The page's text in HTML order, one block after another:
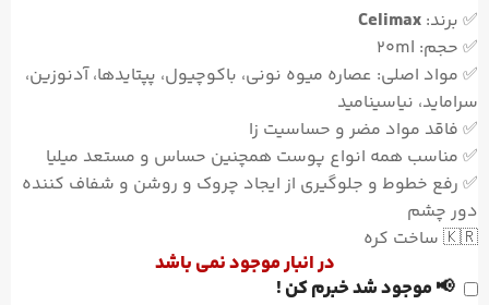
✅ برند: Celimax
✅ حجم: 20ml
✅ مواد اصلی: عصاره ميوه نونی، باكوچيول، پپتايدها، آدنوزين،
سرامايد، نياسيناميد
✅ فاقد مواد مضر و حساسیت زا
✅ مناسب همه انواع پوست همچنین حساس و مستعد میلیا
✅ رفع خطوط و جلوگیری از ایجاد چروک و روشن و شفاف کننده
دور چشم
🇰🇷 ساخت کره
در انبار موجود نمی باشد
📢 موجود شد خبرم کن !